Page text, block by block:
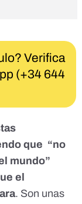
Verifica
(+34 644
que “no
mundo”
el
. Son unas